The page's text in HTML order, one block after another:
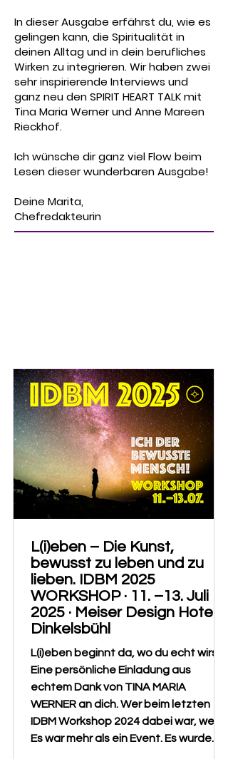
In dieser Ausgabe erfährst du, wie es
gelingen kann, die Spiritualität in
deinen Alltag und in dein berufliches
Wirken zu integrieren. Wir haben zwei
sehr inspirierende Interviews und
ganz neu den SPIRIT HEART TALK mit
Tina Maria Werner und Anne Mareen
Rieckhof.
Ich wünsche dir ganz viel Flow beim
Lesen dieser wunderbaren Ausgabe!
Deine Marita,
Chefredakteurin
L(i)eben – Die Kunst,
bewusst zu leben und zu
lieben. IDBM 2025
WORKSHOP · 11. –13. Juli
2025 · Meiser Design Hotel
Dinkelsbühl
L(i)eben beginnt da, wo du echt wirst.
Eine persönliche Einladung aus
echtem Dank von TINA MARIA
WERNER an dich. Wer beim letzten
IDBM Workshop 2024 dabei war, weiß:
Es war mehr als ein Event. Es wurde